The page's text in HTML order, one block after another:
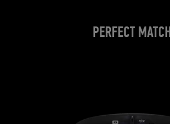
PERFECT MATCH